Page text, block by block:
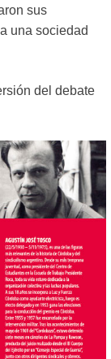
sus
una sociedad
del debate